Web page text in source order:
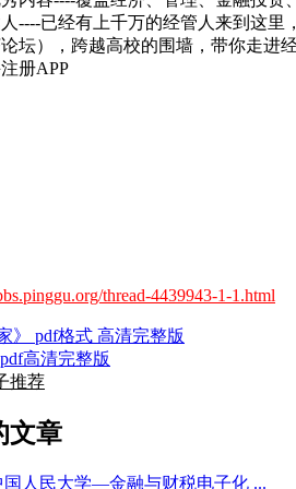
----已经有上千万的经管人来到这里
坛），跨越高校的围墙，带你走进
册APP
thread-4439943-1-1.html
》 pdf格式 高清完整版
高清完整版
推荐
文章
国人民大学—金融与财税电子化 ...